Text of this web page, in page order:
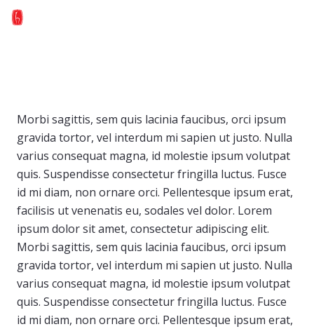
Morbi sagittis, sem quis lacinia faucibus, orci ipsum
gravida tortor, vel interdum mi sapien ut justo. Nulla
varius consequat magna, id molestie ipsum volutpat
quis. Suspendisse consectetur fringilla luctus. Fusce
id mi diam, non ornare orci. Pellentesque ipsum erat,
facilisis ut venenatis eu, sodales vel dolor. Lorem
ipsum dolor sit amet, consectetur adipiscing elit.
Morbi sagittis, sem quis lacinia faucibus, orci ipsum
gravida tortor, vel interdum mi sapien ut justo. Nulla
varius consequat magna, id molestie ipsum volutpat
quis. Suspendisse consectetur fringilla luctus. Fusce
id mi diam, non ornare orci. Pellentesque ipsum erat,